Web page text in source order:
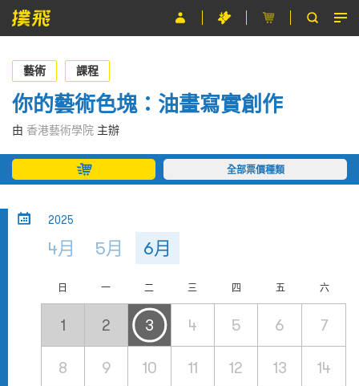
節目
主辦單位
關於撲飛
條款及細則
藝術 課程
你的藝術色塊：油畫寫實創作
由 香港藝術學院 主辦
全部票價種類
2025
4月 5月 6月
日 一 二 三 四 五 六
1 2 3 4 5 6 7
8 9 10 11 12 13 14